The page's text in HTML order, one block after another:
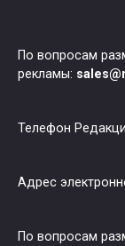
По вопросам
рекламы:
Телефон
Адрес
По вопросам